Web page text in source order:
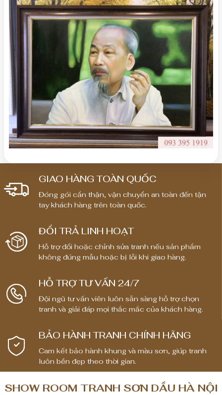
GIAO HÀNG TOÀN QUỐC
Đóng gói cẩn thận, vận chuyển an toàn đến tận
tay khách hàng trên toàn quốc.
ĐỔI TRẢ LINH HOẠT
Hỗ trợ đổi hoặc chỉnh sửa tranh nếu sản phẩm
không đúng mẫu hoặc bị lỗi khi giao hàng.
HỖ TRỢ TƯ VẤN 24/7
Đội ngũ tư vấn viên luôn sẵn sàng hỗ trợ chọn
tranh và giải đáp mọi thắc mắc của khách hàng.
BẢO HÀNH TRANH CHÍNH HÃNG
Cam kết bảo hành khung và màu sơn, giúp tranh
luôn bền đẹp theo thời gian.
SHOW ROOM TRANH SƠN DẦU HÀ NỘI